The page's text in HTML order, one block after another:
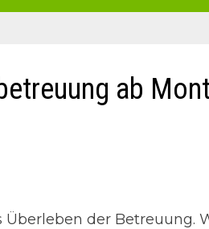
ab
der Betreuung.